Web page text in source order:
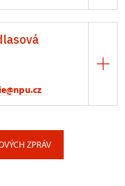
ZPRÁV